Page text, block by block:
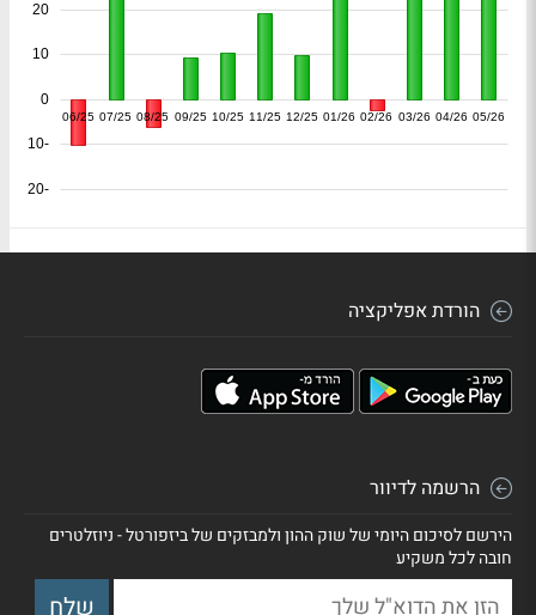
06/25 07/25 08/25 09/25 10/25 11/25 12/25 01/26 02/26 03/26 04/26 05/26
-20
-10
0
10
20
הורדת אפליקציה
הרשמה לדיוור
הירשם לסיכום היומי של שוק ההון ולמבזקים של ביזפורטל - ניוזלטרים
חובה לכל משקיע